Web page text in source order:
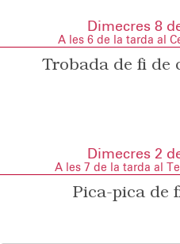
Dimecres 8
A les 6 de la tarda al
Trobada de fi de
Dimecres 2
A les 7 de la tarda al
Pica-pica de